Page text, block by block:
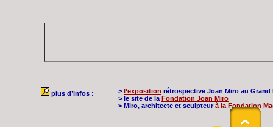
plus d’infos : > l’exposition rétrospective Joan Miro au Grand
> le site de la Fondation Joan Miro
> Miro, architecte et sculpteur à la Fondation